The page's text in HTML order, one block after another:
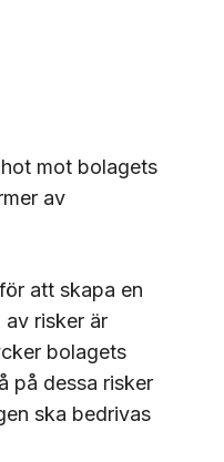
mot bolagets
av
att skapa en
risker är
bolagets
på dessa risker
ska bedrivas